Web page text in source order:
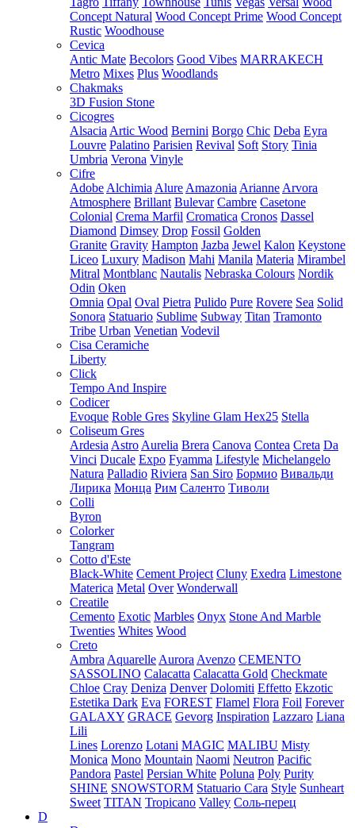
Concept Natural Wood Concept Prime Wood Concept
Rustic Woodhouse
Cevica
Antic Mate Becolors Good Vibes MARRAKECH
Metro Mixes Plus Woodlands
Chakmaks
3D Fusion Stone
Cicogres
Alsacia Artic Wood Bernini Borgo Chic Deba Eyra
Louvre Palatino Parisien Revival Soft Story Tinia
Umbria Verona Vinyle
Cifre
Adobe Alchimia Alure Amazonia Arianne Arvora
Atmosphere Brillant Bulevar Cambre Casetone
Colonial Crema Marfil Cromatica Cronos Dassel
Diamond Dimsey Drop Fossil Golden
Granite Gravity Hampton Jazba Jewel Kalon Keystone
Liceo Luxury Madison Mahi Manila Materia Mirambel
Mitral Montblanc Nautalis Nebraska Colours Nordik
Odin Oken
Omnia Opal Oval Pietra Pulido Pure Rovere Sea Solid
Sonora Statuario Sublime Subway Titan Tramonto
Tribe Urban Venetian Vodevil
Cisa Ceramiche
Liberty
Click
Tempo And Inspire
Codicer
Evoque Roble Gres Skyline Glam Hex25 Stella
Coliseum Gres
Ardesia Astro Aurelia Brera Canova Contea Creta Da
Vinci Ducale Expo Fyamma Lifestyle Michelangelo
Natura Palladio Riviera San Siro Бормио Вивальди
Лирика Монца Рим Саленто Тиволи
Colli
Byron
Colorker
Tangram
Cotto d'Este
Black-White Cement Project Cluny Exedra Limestone
Materica Metal Over Wonderwall
Creatile
Cemento Exotic Marbles Onyx Stone And Marble
Twenties Whites Wood
Creto
Ambra Aquarelle Aurora Avenzo CEMENTO
SASSOLINO Calacatta Calacatta Gold Checkmate
Chloe Cray Deniza Denver Dolomiti Effetto Ekzotic
Estetika Dark Eva FOREST Flamel Flora Foil Forever
GALAXY GRACE Gevorg Inspiration Lazzaro Liana
Lili
Lines Lorenzo Lotani MAGIC MALIBU Misty
Monica Mono Mountain Naomi Neutron Pacific
Pandora Pastel Persian White Poluna Poly Purity
SHINE SNOWSTORM Statuario Cara Style Sunheart
Sweet TITAN Tropicano Valley Соль-перец
D